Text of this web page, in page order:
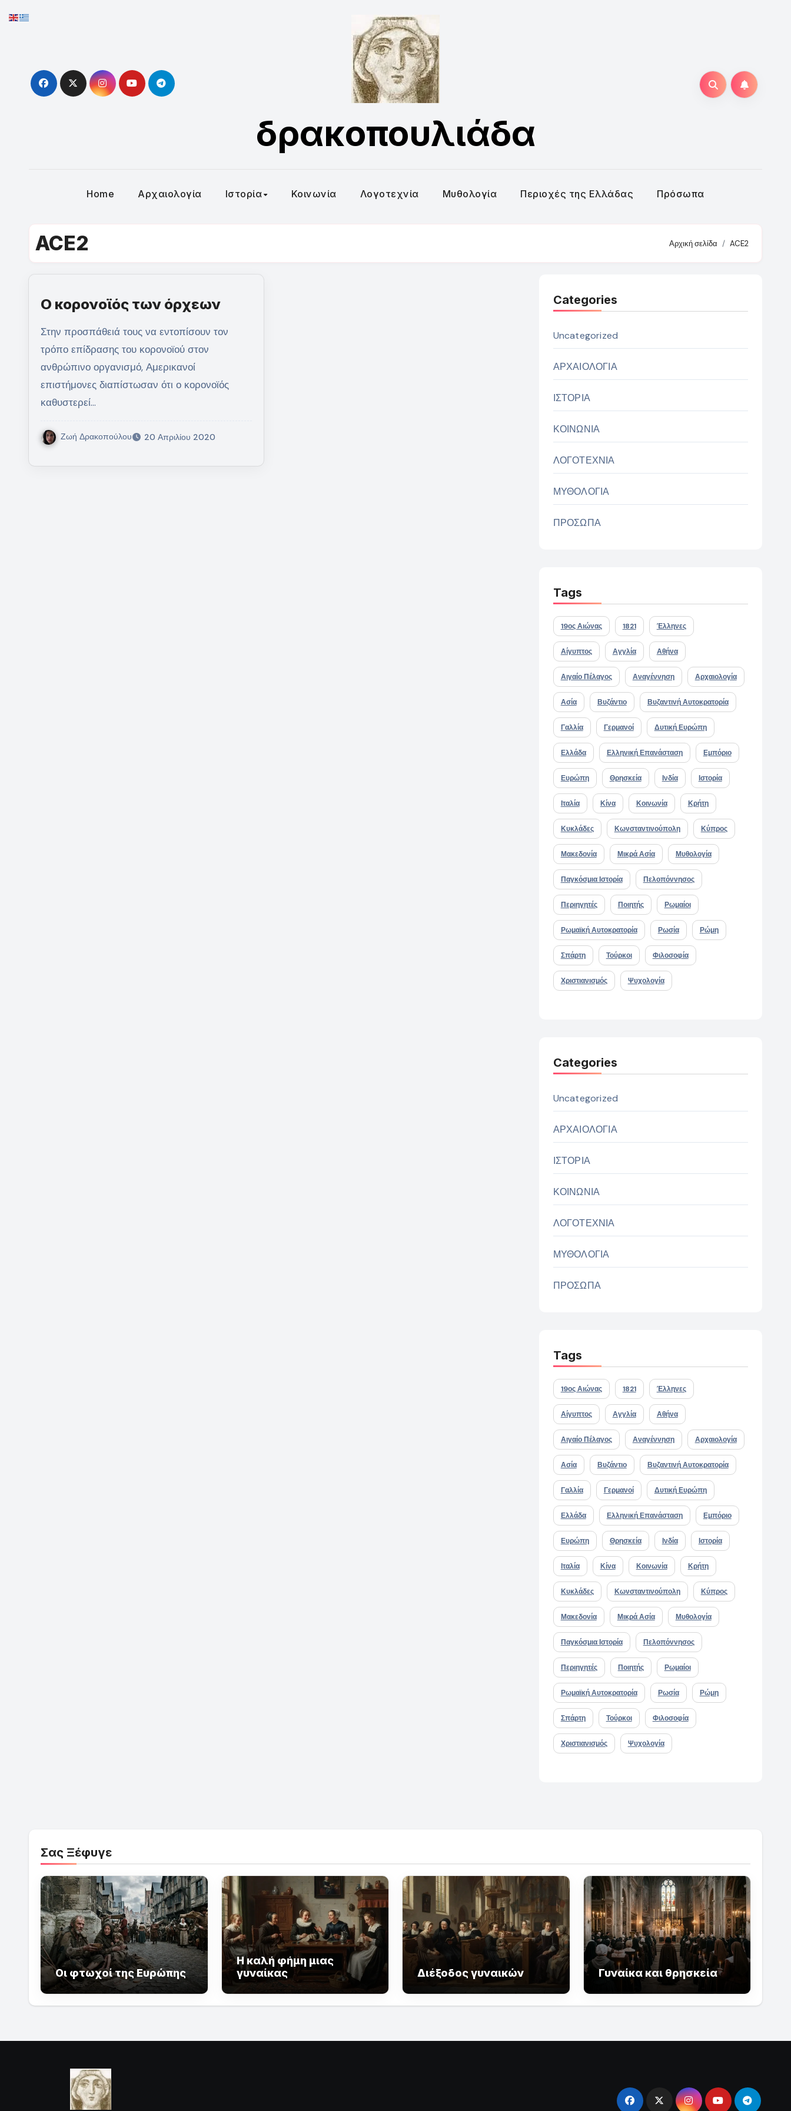
to
δρακοπουλιάδα
Home Αρχαιολογία Ιστορία Κοινωνία Λογοτεχνία Μυθολογία Περιοχές της Ελλάδας Πρόσωπα
ACE2 Αρχική σελίδα ACE2
Ο κορονοϊός των όρχεων
Στην προσπάθειά τους να εντοπίσουν τον
τρόπο επίδρασης του κορονοϊού στον
ανθρώπινο οργανισμό, Αμερικανοί
επιστήμονες διαπίστωσαν ότι ο κορονοϊός
καθυστερεί…
Ζωή Δρακοπούλου 20 Απριλίου 2020
Categories
Uncategorized
ΑΡΧΑΙΟΛΟΓΙΑ
ΙΣΤΟΡΙΑ
ΚΟΙΝΩΝΙΑ
ΛΟΓΟΤΕΧΝΙΑ
ΜΥΘΟΛΟΓΙΑ
ΠΡΟΣΩΠΑ
Tags
19ος Αιώνας 1821 Έλληνες
Αίγυπτος Αγγλία Αθήνα
Αιγαίο Πέλαγος Αναγέννηση Αρχαιολογία
Ασία Βυζάντιο Βυζαντινή Αυτοκρατορία
Γαλλία Γερμανοί Δυτική Ευρώπη
Ελλάδα Ελληνική Επανάσταση Εμπόριο
Ευρώπη Θρησκεία Ινδία Ιστορία
Ιταλία Κίνα Κοινωνία Κρήτη
Κυκλάδες Κωνσταντινούπολη Κύπρος
Μακεδονία Μικρά Ασία Μυθολογία
Παγκόσμια Ιστορία Πελοπόννησος
Περιηγητές Ποιητής Ρωμαίοι
Ρωμαϊκή Αυτοκρατορία Ρωσία Ρώμη
Σπάρτη Τούρκοι Φιλοσοφία
Χριστιανισμός Ψυχολογία
Categories
Uncategorized
ΑΡΧΑΙΟΛΟΓΙΑ
ΙΣΤΟΡΙΑ
ΚΟΙΝΩΝΙΑ
ΛΟΓΟΤΕΧΝΙΑ
ΜΥΘΟΛΟΓΙΑ
ΠΡΟΣΩΠΑ
Tags
19ος Αιώνας 1821 Έλληνες
Αίγυπτος Αγγλία Αθήνα
Αιγαίο Πέλαγος Αναγέννηση Αρχαιολογία
Ασία Βυζάντιο Βυζαντινή Αυτοκρατορία
Γαλλία Γερμανοί Δυτική Ευρώπη
Ελλάδα Ελληνική Επανάσταση Εμπόριο
Ευρώπη Θρησκεία Ινδία Ιστορία
Ιταλία Κίνα Κοινωνία Κρήτη
Κυκλάδες Κωνσταντινούπολη Κύπρος
Μακεδονία Μικρά Ασία Μυθολογία
Παγκόσμια Ιστορία Πελοπόννησος
Περιηγητές Ποιητής Ρωμαίοι
Ρωμαϊκή Αυτοκρατορία Ρωσία Ρώμη
Σπάρτη Τούρκοι Φιλοσοφία
Χριστιανισμός Ψυχολογία
Σας Ξέφυγε
Οι φτωχοί της Ευρώπης
Η καλή φήμη μιας
γυναίκας
Διέξοδος γυναικών Γυναίκα και θρησκεία